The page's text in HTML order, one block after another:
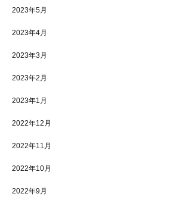
2023年5月
2023年4月
2023年3月
2023年2月
2023年1月
2022年12月
2022年11月
2022年10月
2022年9月